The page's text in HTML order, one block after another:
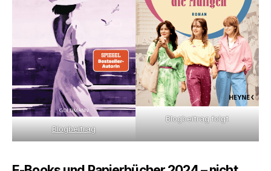
Blogbeitrag
Blogbeitrag folgt